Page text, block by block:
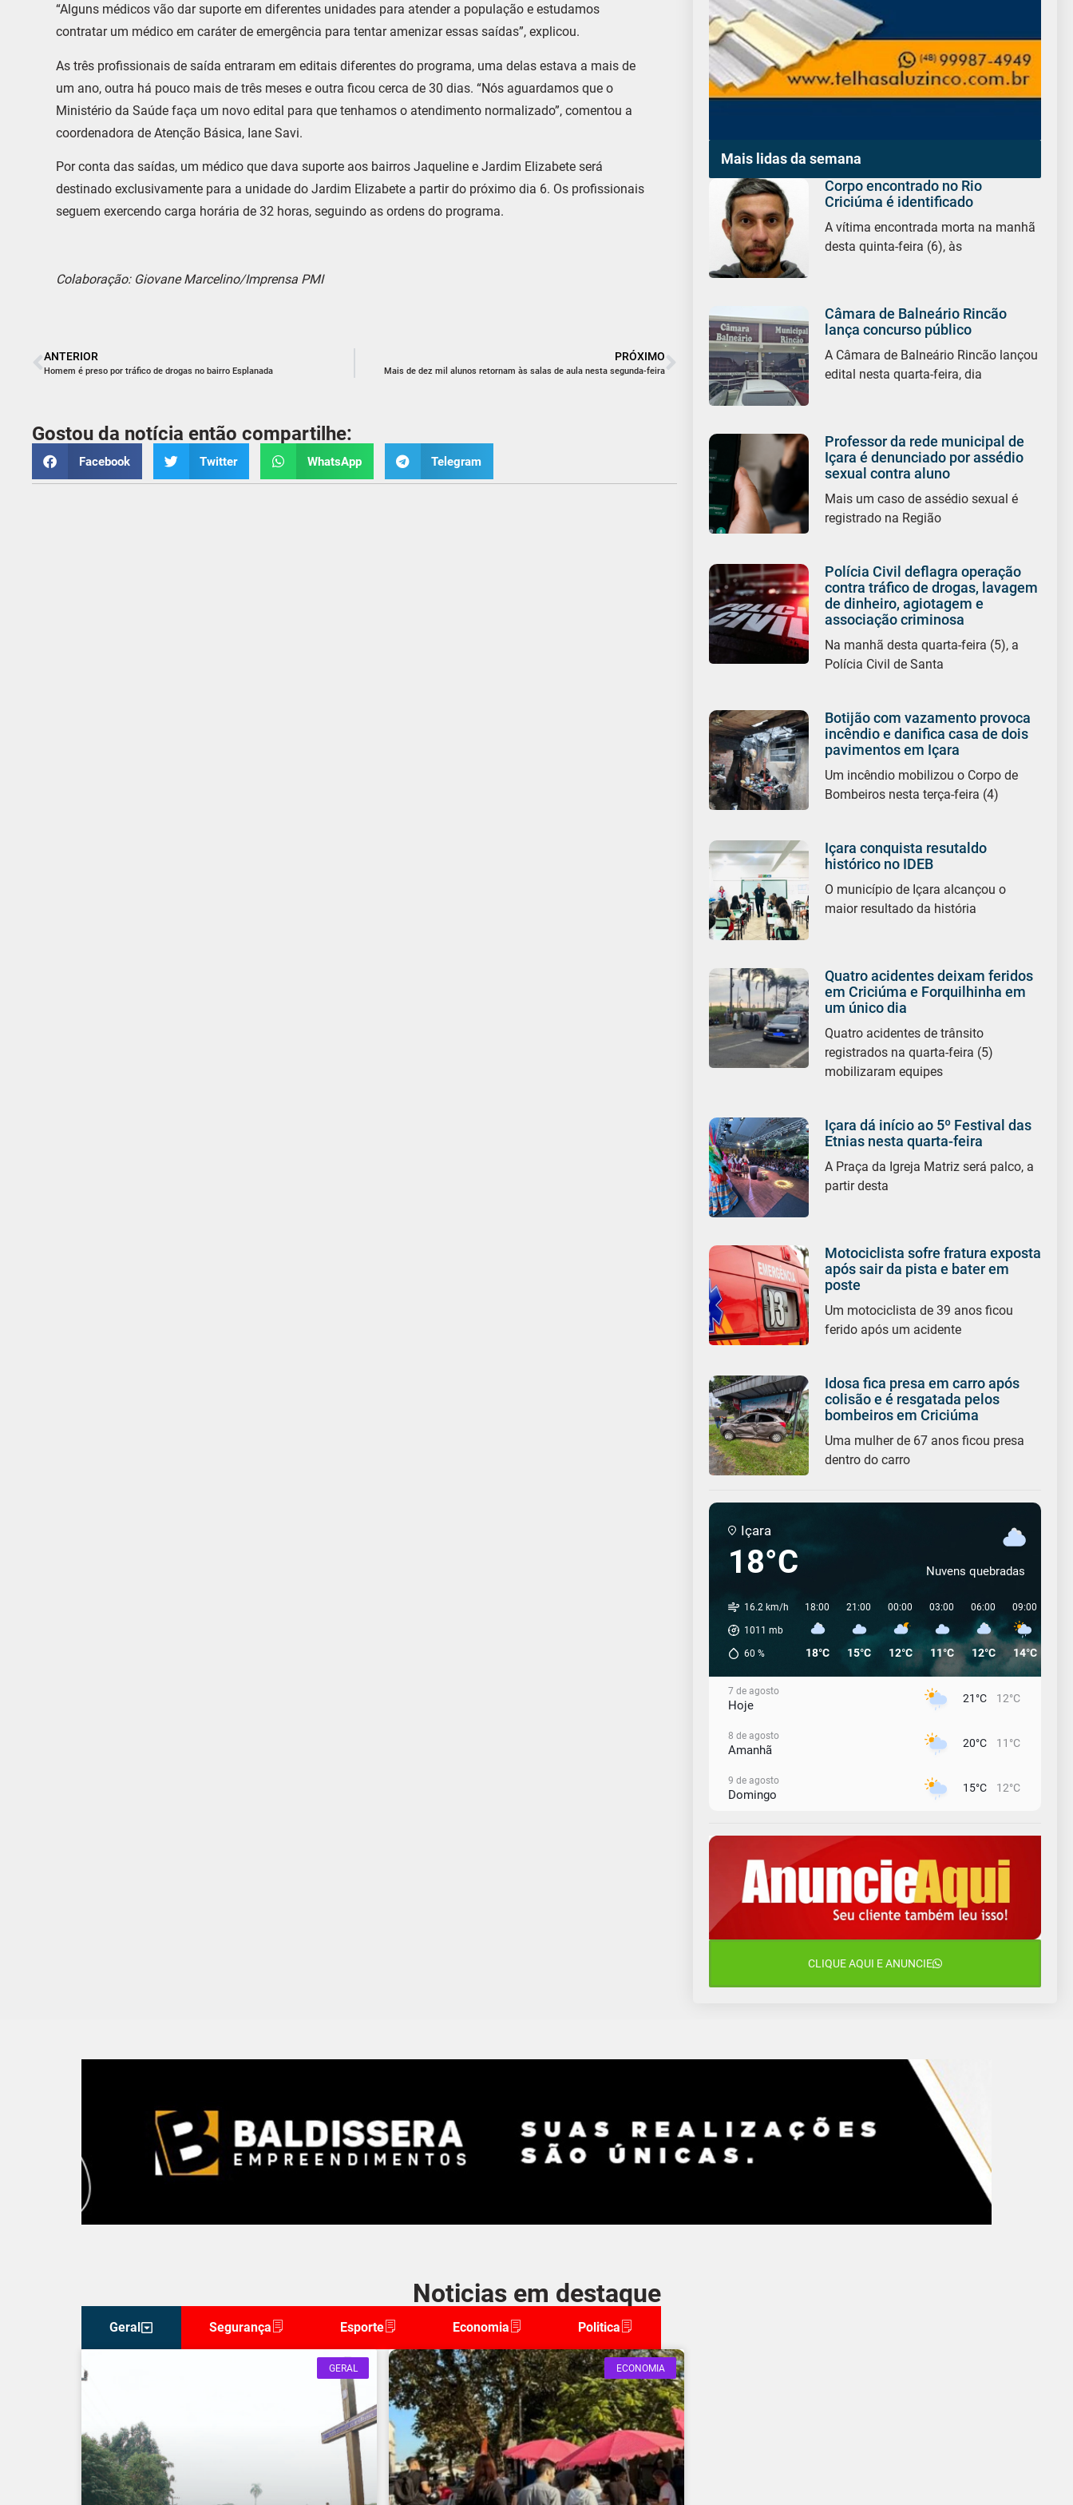
“Alguns médicos vão dar suporte em diferentes unidades para atender a população e estudamos
contratar um médico em caráter de emergência para tentar amenizar essas saídas”, explicou.
As três profissionais de saída entraram em editais diferentes do programa, uma delas estava a mais de
um ano, outra há pouco mais de três meses e outra ficou cerca de 30 dias. “Nós aguardamos que o
Ministério da Saúde faça um novo edital para que tenhamos o atendimento normalizado”, comentou a
coordenadora de Atenção Básica, Iane Savi.
Por conta das saídas, um médico que dava suporte aos bairros Jaqueline e Jardim Elizabete será
destinado exclusivamente para a unidade do Jardim Elizabete a partir do próximo dia 6. Os profissionais
seguem exercendo carga horária de 32 horas, seguindo as ordens do programa.
Colaboração: Giovane Marcelino/Imprensa PMI
ANTERIOR
Homem é preso por tráfico de drogas no bairro Esplanada
PRÓXIMO
Mais de dez mil alunos retornam às salas de aula nesta segunda-feira
Gostou da notícia então compartilhe:
Facebook Twitter WhatsApp Telegram
Mais lidas da semana
Corpo encontrado no Rio
Criciúma é identificado
A vítima encontrada morta na manhã
desta quinta-feira (6), às
Câmara de Balneário Rincão
lança concurso público
A Câmara de Balneário Rincão lançou
edital nesta quarta-feira, dia
Professor da rede municipal de
Içara é denunciado por assédio
sexual contra aluno
Mais um caso de assédio sexual é
registrado na Região
Polícia Civil deflagra operação
contra tráfico de drogas, lavagem
de dinheiro, agiotagem e
associação criminosa
Na manhã desta quarta-feira (5), a
Polícia Civil de Santa
Botijão com vazamento provoca
incêndio e danifica casa de dois
pavimentos em Içara
Um incêndio mobilizou o Corpo de
Bombeiros nesta terça-feira (4)
Içara conquista resutaldo
histórico no IDEB
O município de Içara alcançou o
maior resultado da história
Quatro acidentes deixam feridos
em Criciúma e Forquilhinha em
um único dia
Quatro acidentes de trânsito
registrados na quarta-feira (5)
mobilizaram equipes
Içara dá início ao 5º Festival das
Etnias nesta quarta-feira
A Praça da Igreja Matriz será palco, a
partir desta
Motociclista sofre fratura exposta
após sair da pista e bater em
poste
Um motociclista de 39 anos ficou
ferido após um acidente
Idosa fica presa em carro após
colisão e é resgatada pelos
bombeiros em Criciúma
Uma mulher de 67 anos ficou presa
dentro do carro
Içara
18°C Nuvens quebradas
16.2 km/h
1011 mb
60 %
18:00
18°C
21:00
15°C
00:00
12°C
03:00
11°C
06:00
12°C
09:00
14°C
7 de agosto
Hoje 21°C 12°C
8 de agosto
Amanhã 20°C 11°C
9 de agosto
Domingo 15°C 12°C
Segunda-Feira
11 de agosto
Terça-Feira
12 de agosto
16°C 11°C
CLIQUE AQUI E ANUNCIE
Noticias em destaque
Geral Segurança Esporte Economia Politica
GERAL ECONOMIA